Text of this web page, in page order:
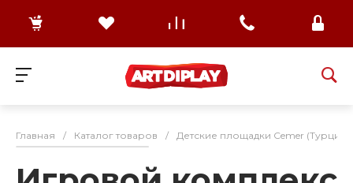
Главная / Каталог товаров / Детские площадки Cemer (Турция)